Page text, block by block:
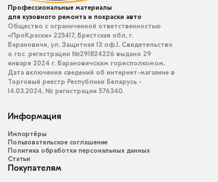
Профессиональные материалы
для кузовного ремонта и покраски авто
Общество с ограниченной ответственностью
«ПроКраски» 225417, Брестская обл, г.
Барановичи, ул. Защитная 13 оф.1. Свидетельство
о гос. регистрации №291824226 выдано 29
января 2024 г. Барановичским горисполкомом.
Дата включения сведений об интернет-магазине в
Торговый реестр Республики Беларусь -
14.03.2024, № регистрации 576340.
Информация
Импортёры
Пользовательское соглашение
Политика обработки персональных данных
Статьи
Покупателям